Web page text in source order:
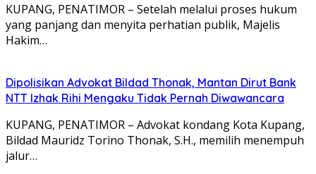
KUPANG, PENATIMOR – Setelah melalui proses hukum
yang panjang dan menyita perhatian publik, Majelis
Hakim…
Dipolisikan Advokat Bildad Thonak, Mantan Dirut Bank
NTT Izhak Rihi Mengaku Tidak Pernah Diwawancara
KUPANG, PENATIMOR – Advokat kondang Kota Kupang,
Bildad Mauridz Torino Thonak, S.H., memilih menempuh
jalur…